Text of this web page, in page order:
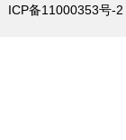
ICP备11000353号-2